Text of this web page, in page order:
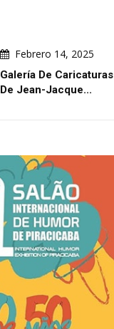
Febrero 14, 2025
Galería De Caricaturas
De Jean-Jacque...